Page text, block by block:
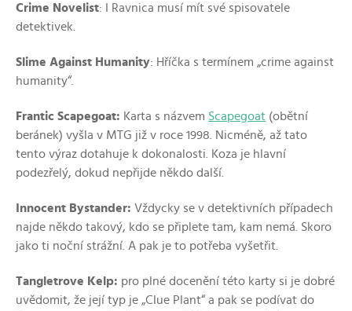
Crime Novelist: I Ravnica musí mít své spisovatele
detektivek.
Slime Against Humanity: Hříčka s termínem „crime against
humanity“.
Frantic Scapegoat: Karta s názvem Scapegoat (obětní
beránek) vyšla v MTG již v roce 1998. Nicméně, až tato
tento výraz dotahuje k dokonalosti. Koza je hlavní
podezřelý, dokud nepřijde někdo další.
Innocent Bystander: Vždycky se v detektivních případech
najde někdo takový, kdo se připlete tam, kam nemá. Skoro
jako ti noční strážní. A pak je to potřeba vyšetřit.
Tangletrove Kelp: pro plné docenění této karty si je dobré
uvědomit, že její typ je „Clue Plant“ a pak se podívat do